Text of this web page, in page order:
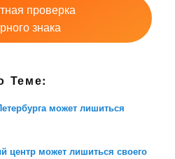
проверка
знака
Теме:
может лишиться
центр может лишиться своего